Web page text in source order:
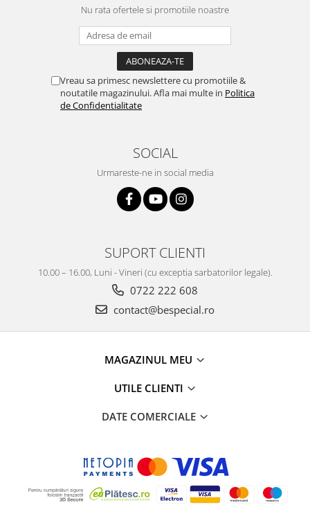
Nu rata ofertele si promotiile noastre
Vreau sa primesc newslettere cu promotiile &
noutatile magazinului. Afla mai multe in Politica
de Confidentialitate
SOCIAL
Urmareste-ne in social media
SUPORT CLIENTI
10.00 – 16.00, Luni - Vineri (cu exceptia sarbatorilor legale).
0722 222 608
contact@bespecial.ro
MAGAZINUL MEU
UTILE CLIENTI
DATE COMERCIALE